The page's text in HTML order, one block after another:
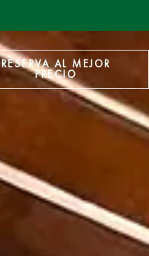
RESERVA AL MEJOR
PRECIO
RESERVA AL MEJOR